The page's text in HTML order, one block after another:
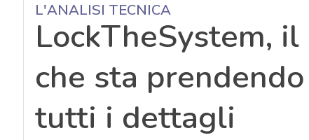
L'ANALISI TECNICA
LockTheSystem,
che sta
tutti i dettagli